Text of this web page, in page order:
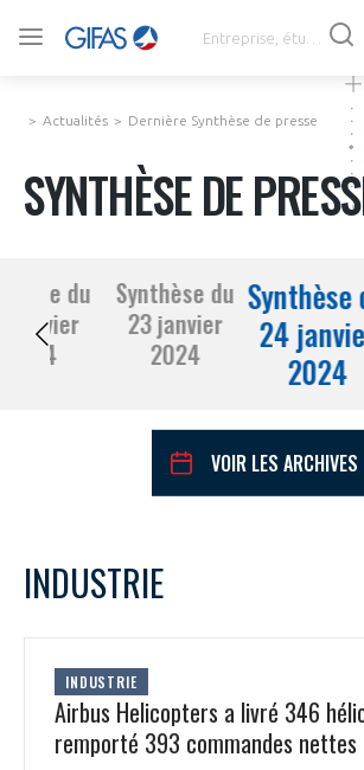
SYNTHÈSE DE PRESSE
COMMUNIQUÉS DE PRESSE
PRÉSENTATION
NOTRE VISION
ORGANISATION
Actualités Dernière Synthèse de presse
SYNTHÈSE DE
du
janvier
2024
Synthèse du
23 janvier
2024
Synthèse
24
2024
VOIR LES ARCHIVES
L
1 2 3 4
18
22
24
INDUSTRIE
INDUSTRIE
Airbus Helicopters a livré 346
remporté 393 commandes
VOUS ÊTES ADHÉRENTS
CONNEXION
PAS ENCORE ADHÉRENT
Rejoignez une filière d’excellence
DEMANDE
Avez-vous un statut de droit